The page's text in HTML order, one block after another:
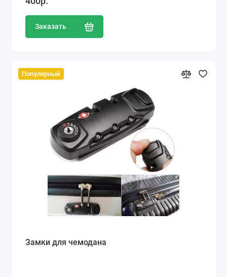
Заказать
Популярный
Замки для чемодана